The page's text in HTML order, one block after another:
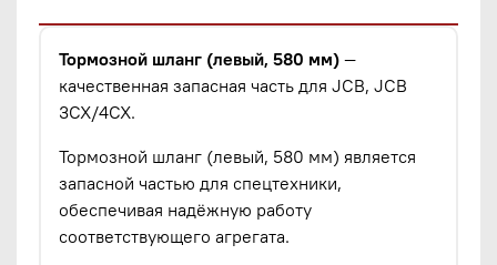
Тормозной шланг (левый, 580 мм) —
качественная запасная часть для JCB, JCB
3CX/4CX.
Тормозной шланг (левый, 580 мм) является
запасной частью для спецтехники,
обеспечивая надёжную работу
соответствующего агрегата.